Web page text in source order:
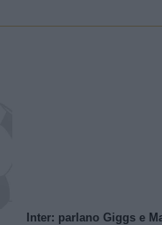
Inter: parlano Giggs e